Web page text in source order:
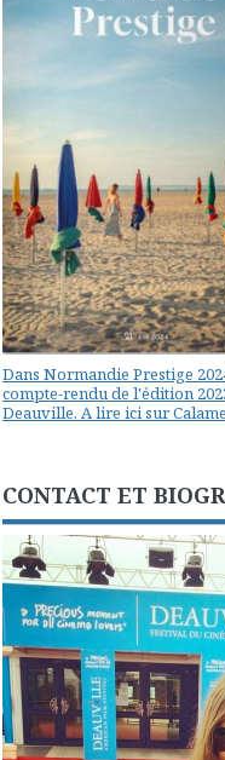
Dans Normandie Prestige
compte-rendu de l'édition
Deauville. A lire ici sur
CONTACT ET